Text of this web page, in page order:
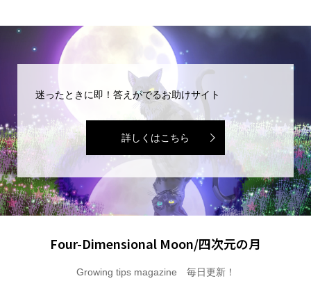
迷ったときに即！答えがでるお助けサイト
詳しくはこちら
Four-Dimensional Moon/四次元の月
Growing tips magazine 毎日更新！